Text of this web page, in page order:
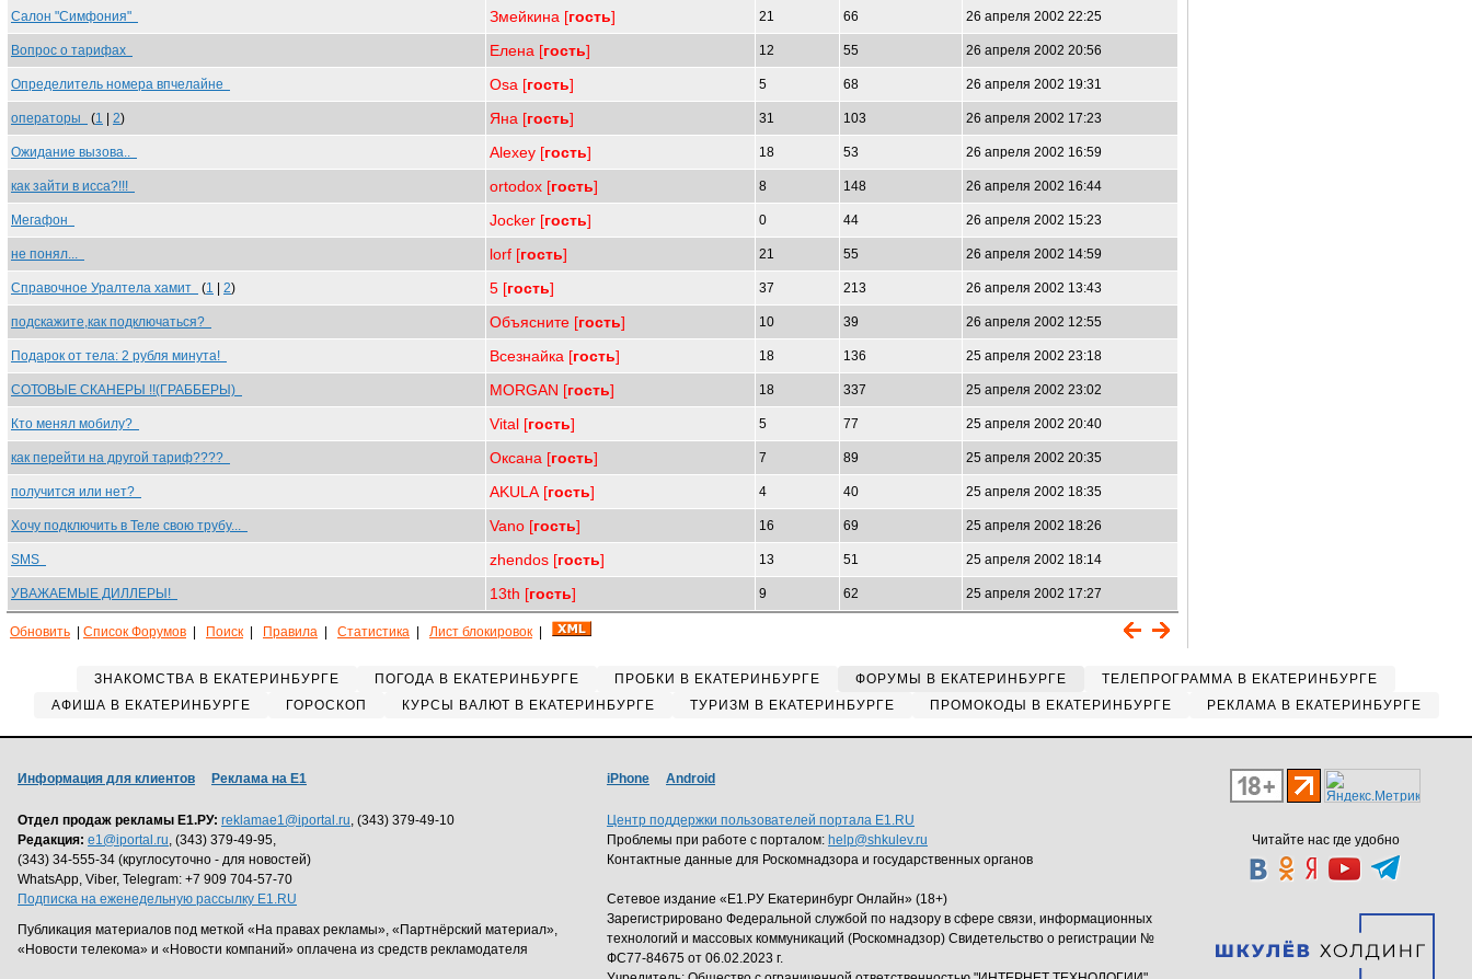
Салон "Симфония" Змейкина [гость] 21 66 26 апреля 2002 22:25
Вопрос о тарифах Елена [гость] 12 55 26 апреля 2002 20:56
Определитель номера впчелайне Osa [гость] 5 68 26 апреля 2002 19:31
операторы (1 2) Яна [гость] 31 103 26 апреля 2002 17:23
Ожидание вызова.. Alexey [гость] 18 53 26 апреля 2002 16:59
как зайти в исса?!!! ortodox [гость] 8 148 26 апреля 2002 16:44
Мегафон Jocker [гость] 0 44 26 апреля 2002 15:23
не понял... lorf [гость] 21 55 26 апреля 2002 14:59
Справочное Уралтела хамит (1 2) 5 [гость] 37 213 26 апреля 2002 13:43
подскажите,как подключаться? Объясните [гость] 10 39 26 апреля 2002 12:55
Подарок от тела: 2 рубля минута! Всезнайка [гость] 18 136 25 апреля 2002 23:18
СОТОВЫЕ СКАНЕРЫ !!(ГРАББЕРЫ) MORGAN [гость] 18 337 25 апреля 2002 23:02
Кто менял мобилу? Vital [гость] 5 77 25 апреля 2002 20:40
как перейти на другой тариф???? Oксана [гость] 7 89 25 апреля 2002 20:35
получится или нет? AKULA [гость] 4 40 25 апреля 2002 18:35
Хочу подключить в Теле свою трубу... Vano [гость] 16 69 25 апреля 2002 18:26
SMS zhendos [гость] 13 51 25 апреля 2002 18:14
УВАЖАЕМЫЕ ДИЛЛЕРЫ! 13th [гость] 9 62 25 апреля 2002 17:27
Обновить Список Форумов Поиск Правила Статистика Лист блокировок
ЗНАКОМСТВА В ЕКАТЕРИНБУРГЕ ПОГОДА В ЕКАТЕРИНБУРГЕ ПРОБКИ В ЕКАТЕРИНБУРГЕ ФОРУМЫ В ЕКАТЕРИНБУРГЕ
ТЕЛЕПРОГРАММА В ЕКАТЕРИНБУРГЕ
АФИША В ЕКАТЕРИНБУРГЕ
ГОРОСКОП КУРСЫ ВАЛЮТ В ЕКАТЕРИНБУРГЕ ТУРИЗМ В ЕКАТЕРИНБУРГЕ ПРОМОКОДЫ В ЕКАТЕРИНБУРГЕ РЕКЛАМА В ЕКАТЕРИНБУРГЕ
Читайте нас где удобно
Информация для клиентов Реклама на Е1
Отдел продаж рекламы Е1.РУ: reklamae1@iportal.ru, (343) 379-49-10
Редакция: e1@iportal.ru, (343) 379-49-95,
(343) 34-555-34 (круглосуточно - для новостей)
WhatsApp, Viber, Telegram: +7 909 704-57-70
Подписка на еженедельную рассылку E1.RU
Публикация материалов под меткой «На правах рекламы», «Партнёрский материал»,
«Новости телекома» и «Новости компаний» оплачена из средств рекламодателя
iPhone Android
Центр поддержки пользователей портала E1.RU
Проблемы при работе с порталом: help@shkulev.ru
Контактные данные для Роскомнадзора и государственных органов
Сетевое издание «Е1.РУ Екатеринбург Онлайн» (18+)
Зарегистрировано Федеральной службой по надзору в сфере связи, информационных
технологий и массовых коммуникаций (Роскомнадзор) Свидетельство о регистрации №
ФС77-84675 от 06.02.2023 г.